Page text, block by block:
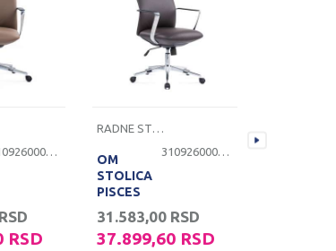
3109260000493
RSD
RSD
RADNE STOLICE
3109260000492
OM
STOLICA
PISCES
CRNA
KOŽA SA
31.583,00 RSD
37.899,60 RSD